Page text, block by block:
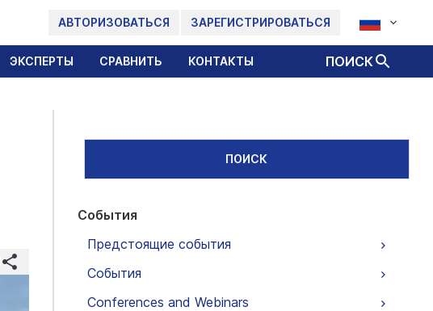
АВТОРИЗОВАТЬСЯ ЗАРЕГИСТРИРОВАТЬСЯ
ЭКСПЕРТЫ СРАВНИТЬ КОНТАКТЫ ПОИСК
ПОИСК
События
Предстоящие события
События
Conferences and Webinars